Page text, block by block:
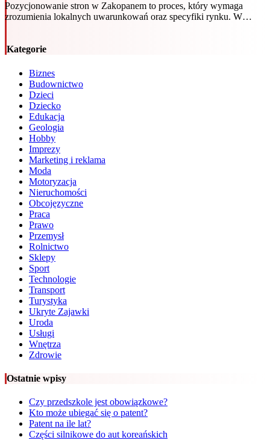
Pozycjonowanie stron w Zakopanem to proces, który wymaga
zrozumienia lokalnych uwarunkowań oraz specyfiki rynku. W…
Kategorie
Biznes
Budownictwo
Dzieci
Dziecko
Edukacja
Geologia
Hobby
Imprezy
Marketing i reklama
Moda
Motoryzacja
Nieruchomości
Obcojęzyczne
Praca
Prawo
Przemysł
Rolnictwo
Sklepy
Sport
Technologie
Transport
Turystyka
Ukryte Zajawki
Uroda
Usługi
Wnętrza
Zdrowie
Ostatnie wpisy
Czy przedszkole jest obowiązkowe?
Kto może ubiegać się o patent?
Patent na ile lat?
Części silnikowe do aut koreańskich